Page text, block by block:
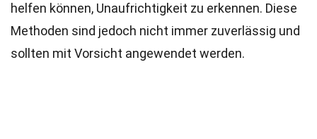
helfen können, Unaufrichtigkeit zu erkennen. Diese
Methoden sind jedoch nicht immer zuverlässig und
sollten mit Vorsicht angewendet werden.